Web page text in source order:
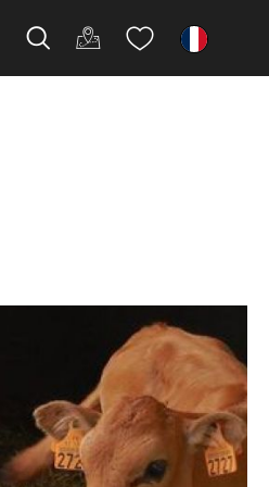
fr